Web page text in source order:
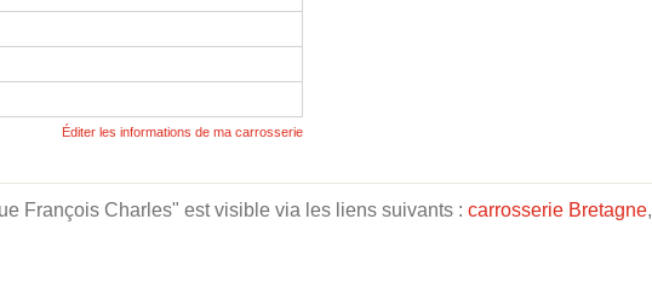
Éditer les informations de ma carrosserie
François Charles" est visible via les liens suivants : carrosserie Bretagne,